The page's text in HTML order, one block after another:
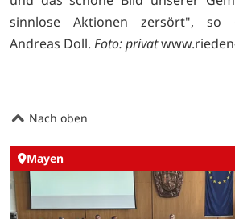
sinnlose Aktionen zersört", so
Andreas Doll. Foto: privat
Nach oben
Mayen